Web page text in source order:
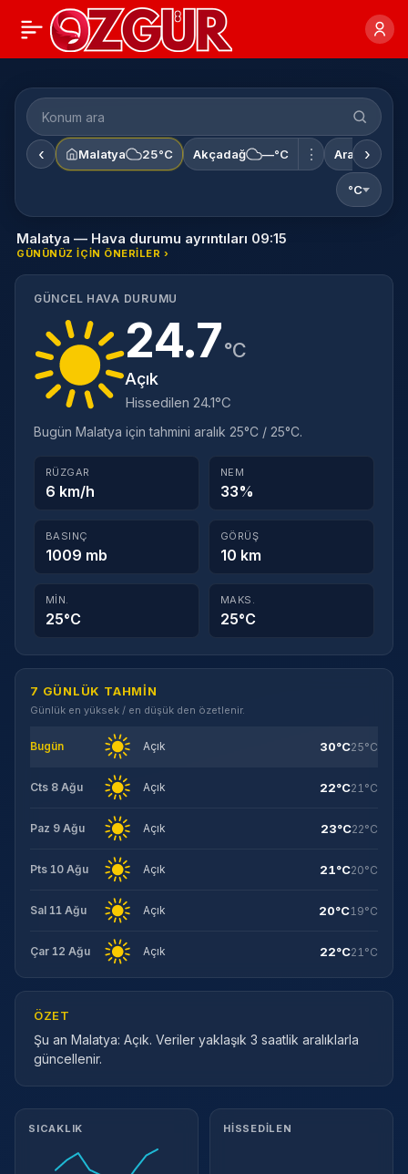
‹ Malatya 25°C Akçadağ —°C ⋮ Arapgir
›
°C
Malatya — Hava durumu ayrıntıları 09:15
GÜNÜNÜZ IÇIN ÖNERILER ›
GÜNCEL HAVA DURUMU
24.7°C
Açık
Hissedilen 24.1°C
Bugün Malatya için tahmini aralık 25°C / 25°C.
RÜZGAR
6 km/h
NEM
33%
BASINÇ
1009 mb
GÖRÜŞ
10 km
MIN.
25°C
MAKS.
25°C
7 GÜNLÜK TAHMIN
Günlük en yüksek / en düşük den özetlenir.
Bugün Açık 30°C25°C
Cts 8 Ağu Açık 22°C21°C
Paz 9 Ağu Açık 23°C22°C
Pts 10 Ağu Açık 21°C20°C
Sal 11 Ağu Açık 20°C19°C
Çar 12 Ağu Açık 22°C21°C
ÖZET
Şu an Malatya: Açık. Veriler yaklaşık 3 saatlik aralıklarla
güncellenir.
Meteorolojik ayrıntılar
SICAKLIK HISSEDILEN